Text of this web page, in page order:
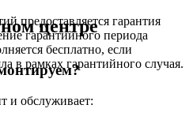
предоставляется гарантия
гарантийного периода
бесплатно, если
в рамках гарантийного случая.
и обслуживает:
центре